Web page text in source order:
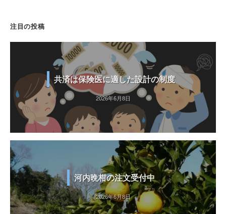
注目の投稿
共済は保険医に適した設計の制度
2026年6月8日
河内晩柑の注文受付中
2026年6月8日